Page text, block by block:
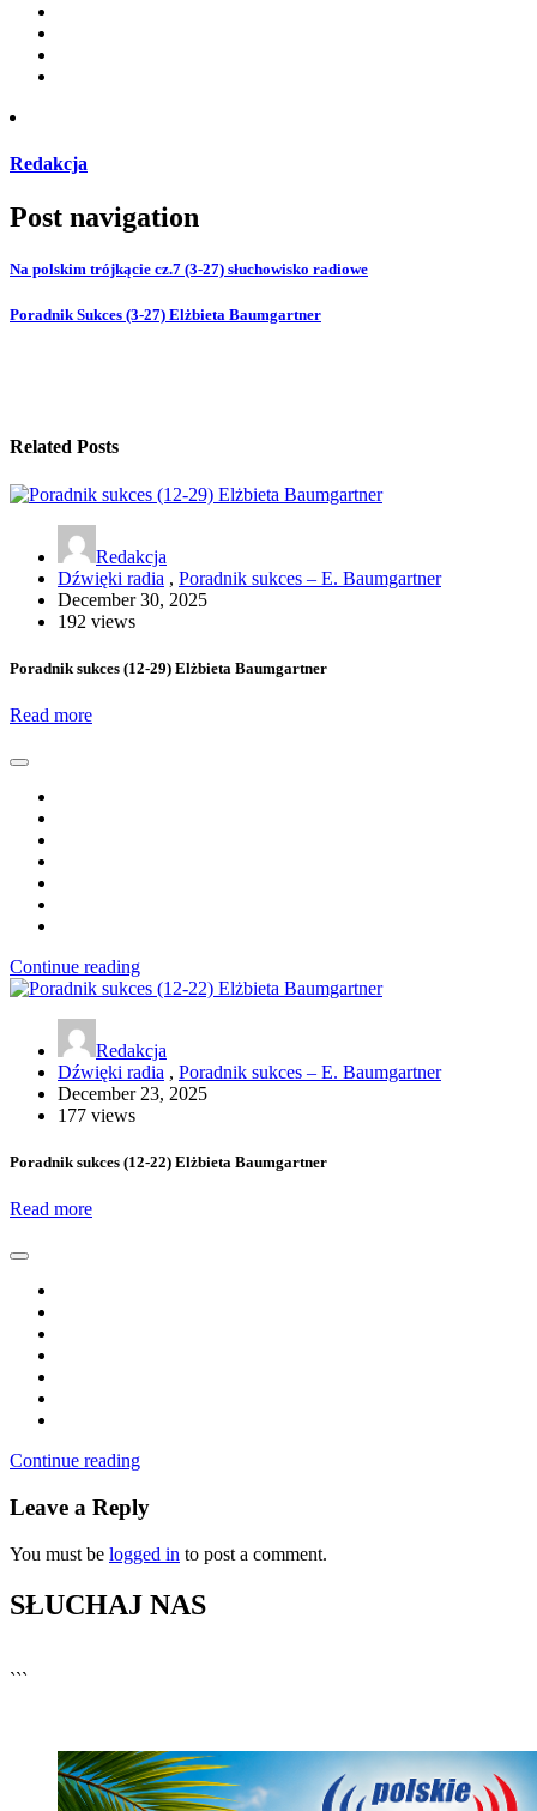
Redakcja
Post navigation
Na polskim trójkącie cz.7 (3-27) słuchowisko radiowe
Poradnik Sukces (3-27) Elżbieta Baumgartner
Related Posts
Redakcja
Dźwięki radia , Poradnik sukces – E. Baumgartner
December 30, 2025
192 views
Poradnik sukces (12-29) Elżbieta Baumgartner
Read more
Continue reading
Redakcja
Dźwięki radia , Poradnik sukces – E. Baumgartner
December 23, 2025
177 views
Poradnik sukces (12-22) Elżbieta Baumgartner
Read more
Continue reading
Leave a Reply
You must be logged in to post a comment.
SŁUCHAJ NAS
```